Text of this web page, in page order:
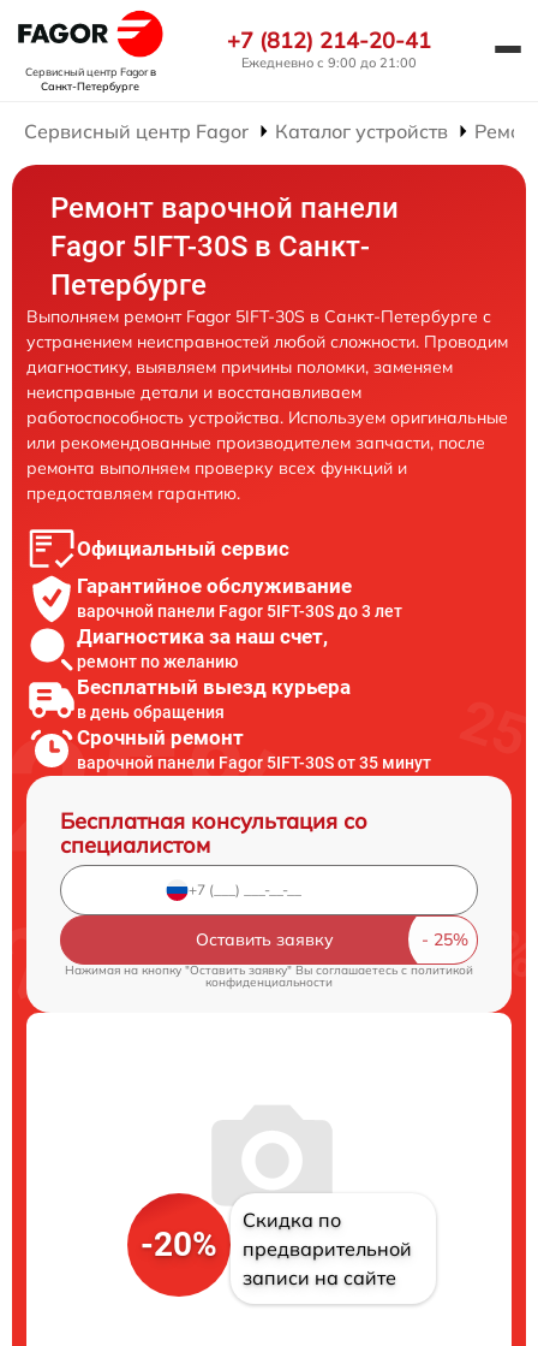
Сервисный центр Fagorв
Санкт-Петербурге
+7 (812) 214-20-41
Ежедневно с 9:00 до 21:00
Сервисный центр Fagor Каталог устройств
Ремонт варочной панели
Fagor 5IFT-30S в Санкт-
Петербурге
Выполняем ремонт Fagor 5IFT-30S в Санкт-Петербурге с
устранением неисправностей любой сложности. Проводим
диагностику, выявляем причины поломки, заменяем
неисправные детали и восстанавливаем
работоспособность устройства. Используем оригинальные
или рекомендованные производителем запчасти, после
ремонта выполняем проверку всех функций и
предоставляем гарантию.
Официальный сервис
Гарантийное обслуживание
варочной панели Fagor 5IFT-30S до 3 лет
Диагностика за наш счет,
ремонт по желанию
Бесплатный выезд курьера
в день обращения
Срочный ремонт
варочной панели Fagor 5IFT-30S от 35 минут
Бесплатная консультация со
специалистом
Оставить заявку
Нажимая на кнопку "Оставить заявку" Вы соглашаетесь cполитикой
конфиденциальности
-20%
Скидка по
предварительной
записи на сайте